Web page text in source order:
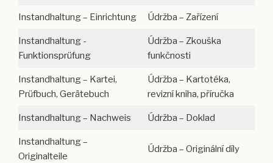
Instandhaltung – Einrichtung Údržba – Zařízení
Instandhaltung -
Funktionsprüfung
Údržba – Zkouška
funkčnosti
Instandhaltung – Kartei,
Prüfbuch, Gerätebuch
Údržba – Kartotéka,
revizní kniha, příručka
Instandhaltung – Nachweis Údržba – Doklad
Instandhaltung –
Originalteile
Údržba – Originální díly